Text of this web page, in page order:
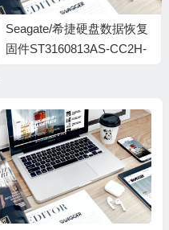
Seagate/希捷硬盘数据恢复
固件ST3160813AS-CC2H-